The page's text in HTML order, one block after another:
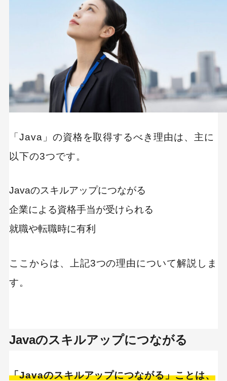
「Java」の資格を取得するべき理由は、主に
以下の3つです。
Javaのスキルアップにつながる
企業による資格手当が受けられる
就職や転職時に有利
ここからは、上記3つの理由について解説しま
す。
Javaのスキルアップにつながる
「Javaのスキルアップにつながる」ことは、